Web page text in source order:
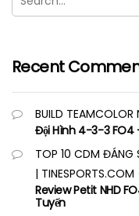
Recent
BUILD TEAMCOLOR
Đội Hình 4-3-3 FO4
TOP 10 CDM ĐÁNG
| TINESPORTS.COM
Review Petit NHD
Tuyến